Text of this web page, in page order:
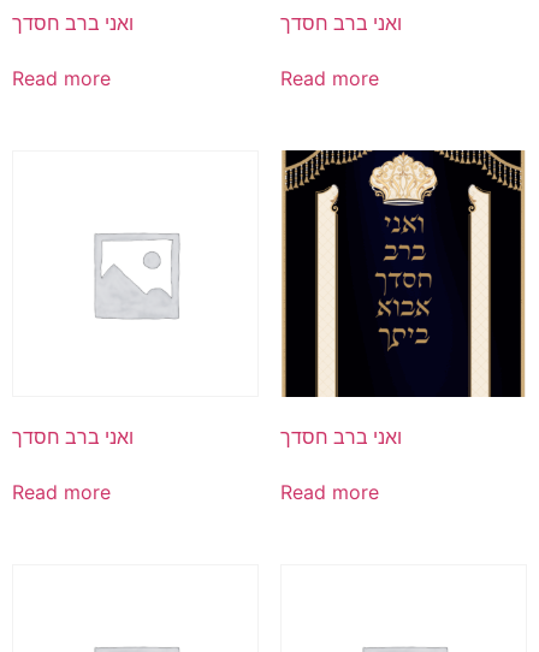
ואני ברב חסדך
Read more
ואני ברב חסדך
Read more
ואני ברב חסדך
Read more
ואני ברב חסדך
Read more